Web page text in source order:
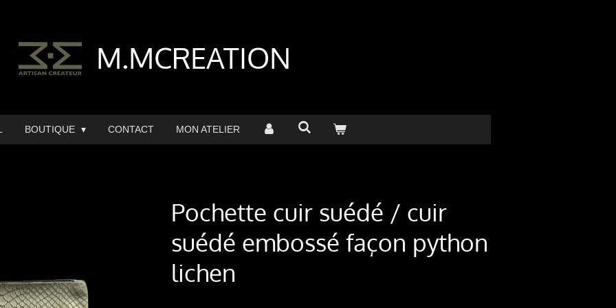
M.MCREATION
BOUTIQUE CONTACT MON ATELIER
Pochette cuir suédé / cuir
suédé embossé façon python
lichen